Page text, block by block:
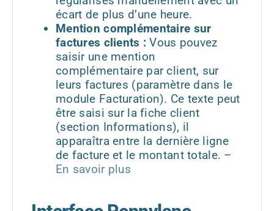
écart de plus d’une heure.
Mention complémentaire sur
factures clients :Vous pouvez
saisir une mention
complémentaire par client, sur
leurs factures (paramètre dans le
module Facturation). Ce texte peut
être saisi sur la fiche client
(section Informations), il
apparaîtra entre la dernière ligne
de facture et le montant totale. –
En savoir plus